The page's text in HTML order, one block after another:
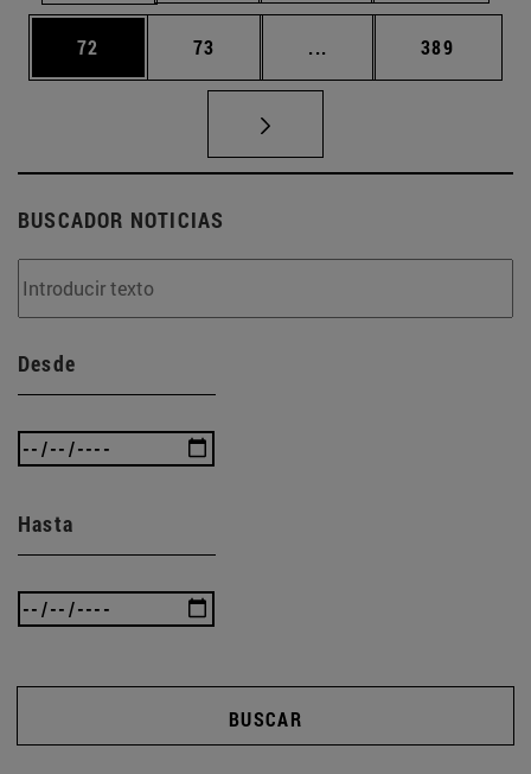
Página
72 Página
73 ... Páginas intermedias
Página
389
BUSCADOR NOTICIAS
Desde
Hasta
BUSCAR